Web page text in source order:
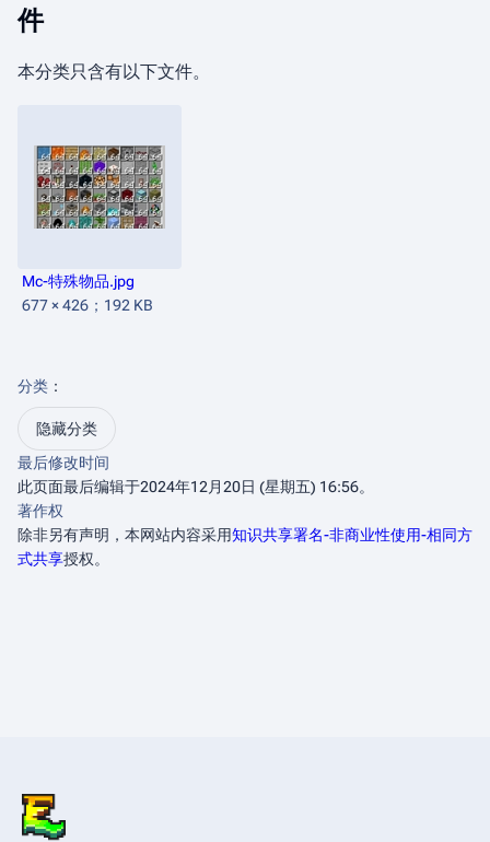
件
本分类只含有以下文件。
Mc-特殊物品.jpg
677 × 426；192 KB
分类 ：​
隐藏分类
最后修改时间
此页面最后编辑于2024年12月20日 (星期五) 16:56。
著作权
除非另有声明，本网站内容采用知识共享署名-非商业性使用-相同方
式共享授权。